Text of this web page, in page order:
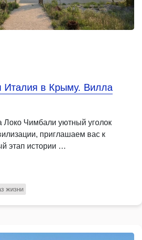
Италия в Крыму. Вилла
Локо Чимбали уютный уголок
приглашаем вас к
этап истории …
жизни